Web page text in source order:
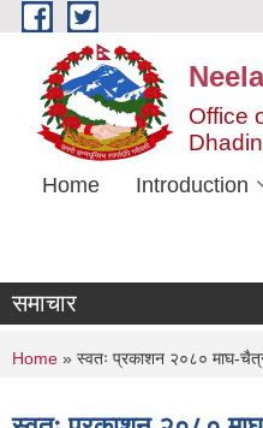
Skip to main content
Office
Home Introduction
समाचार
You are here
Home » स्वतः प्रकाशन २०८० माघ-